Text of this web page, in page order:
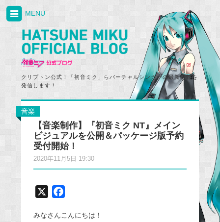
クリプトン公式！「初音ミク」らバーチャルシンガーの最新情報を
発信します！
MENU
音楽
【音楽制作】『初音ミク NT』メイン
ビジュアルを公開＆パッケージ版予約
受付開始！
2020年11月5日 19:30
c
みなさんこんにちは！